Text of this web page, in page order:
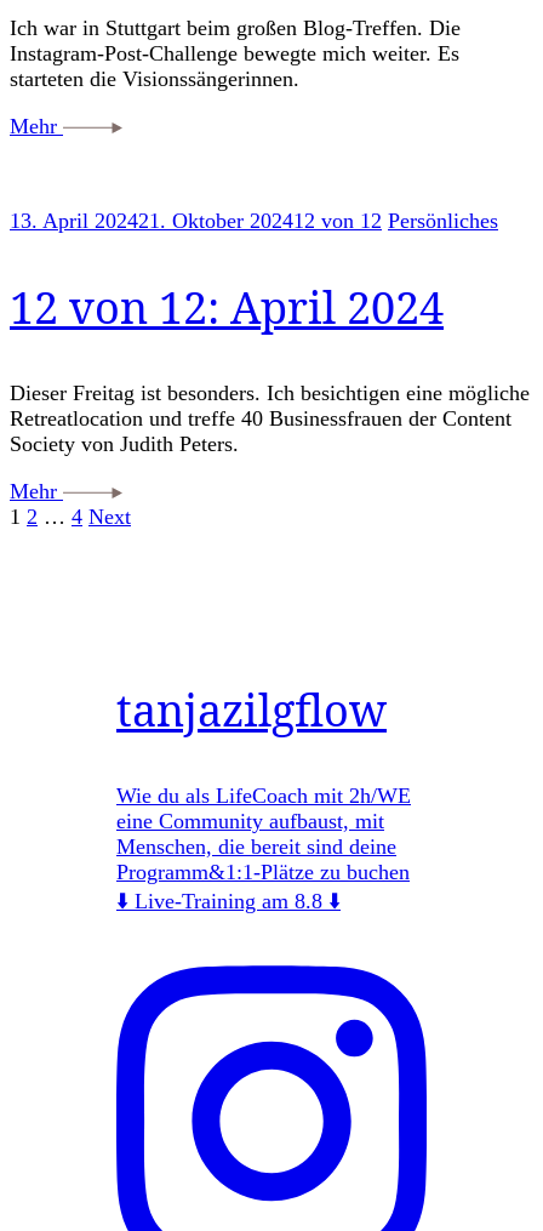
Ich war in Stuttgart beim großen Blog-Treffen. Die
Instagram-Post-Challenge bewegte mich weiter. Es
starteten die Visionssängerinnen.
Mehr
13. April 202421. Oktober 202412 von 12 Persönliches
12 von 12: April 2024
Dieser Freitag ist besonders. Ich besichtigen eine mögliche
Retreatlocation und treffe 40 Businessfrauen der Content
Society von Judith Peters.
Mehr
Seitennummerierung
Page
1 Page
2 … Page
4 Next
tanjazilgflow
Wie du als LifeCoach mit 2h/WE
eine Community aufbaust, mit
Menschen, die bereit sind deine
Programm&1:1-Plätze zu buchen
⬇️ Live-Training am 8.8 ⬇️